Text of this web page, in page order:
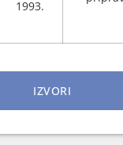
1993.
IZVORI